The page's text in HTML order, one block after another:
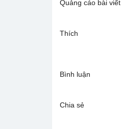
Quảng cáo bài viết
Thích
Bình luận
Chia sẻ